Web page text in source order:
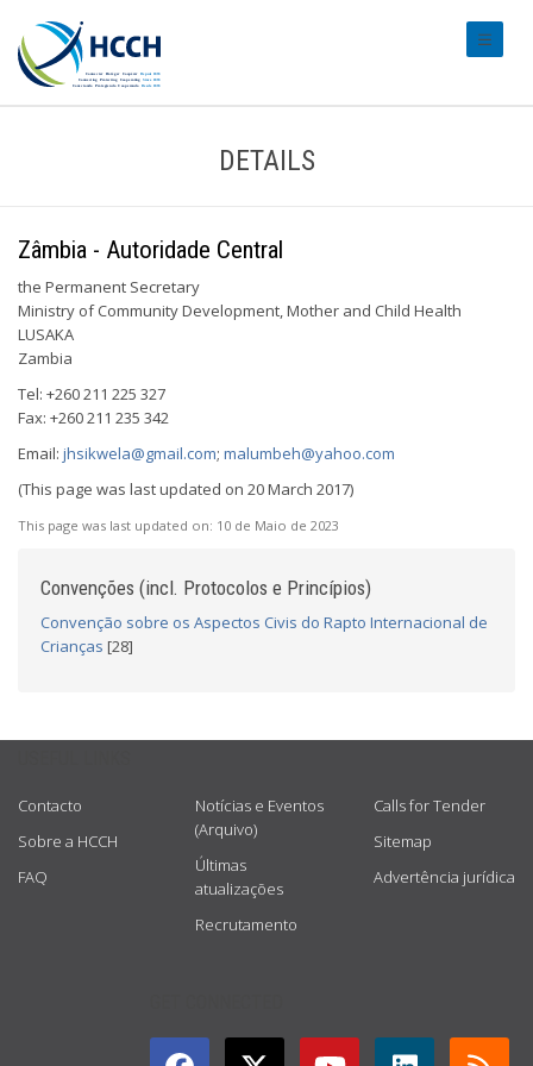
DETAILS
Zâmbia - Autoridade Central
the Permanent Secretary
Ministry of Community Development, Mother and Child Health
LUSAKA
Zambia
Tel: +260 211 225 327
Fax: +260 211 235 342
Email: jhsikwela@gmail.com; malumbeh@yahoo.com
(This page was last updated on 20 March 2017)
This page was last updated on: 10 de Maio de 2023
Convenções (incl. Protocolos e Princípios)
Convenção sobre os Aspectos Civis do Rapto Internacional de
Crianças [28]
Contacto
Sobre a HCCH
FAQ
Notícias e Eventos
(Arquivo)
Últimas
atualizações
Recrutamento
Calls for Tender
Sitemap
Advertência jurídica